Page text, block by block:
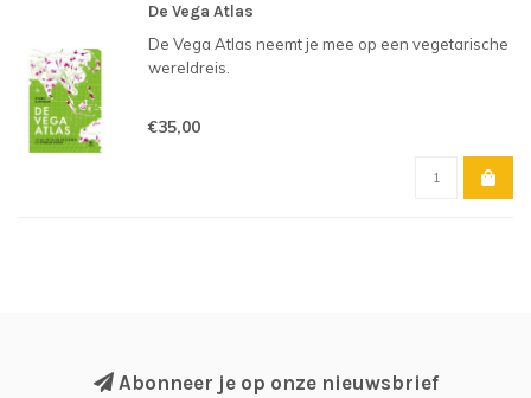
De Vega Atlas
De Vega Atlas neemt je mee op een vegetarische
wereldreis.
€35,00
Abonneer je op onze nieuwsbrief